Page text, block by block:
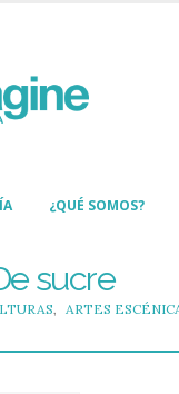
¿QUÉ SOMOS?
sucre
, ARTES